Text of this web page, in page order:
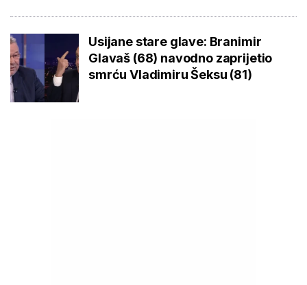
Usijane stare glave: Branimir
Glavaš (68) navodno zaprijetio
smrću Vladimiru Šeksu (81)